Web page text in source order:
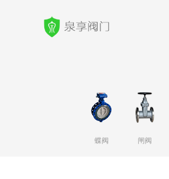
蝶阀 闸阀